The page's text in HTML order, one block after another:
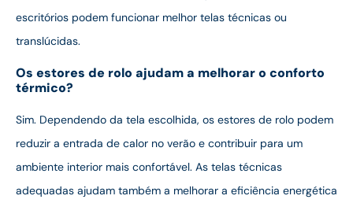
escritórios podem funcionar melhor telas técnicas ou
translúcidas.
Os estores de rolo ajudam a melhorar o conforto
térmico?
Sim. Dependendo da tela escolhida, os estores de rolo podem
reduzir a entrada de calor no verão e contribuir para um
ambiente interior mais confortável. As telas técnicas
adequadas ajudam também a melhorar a eficiência energética